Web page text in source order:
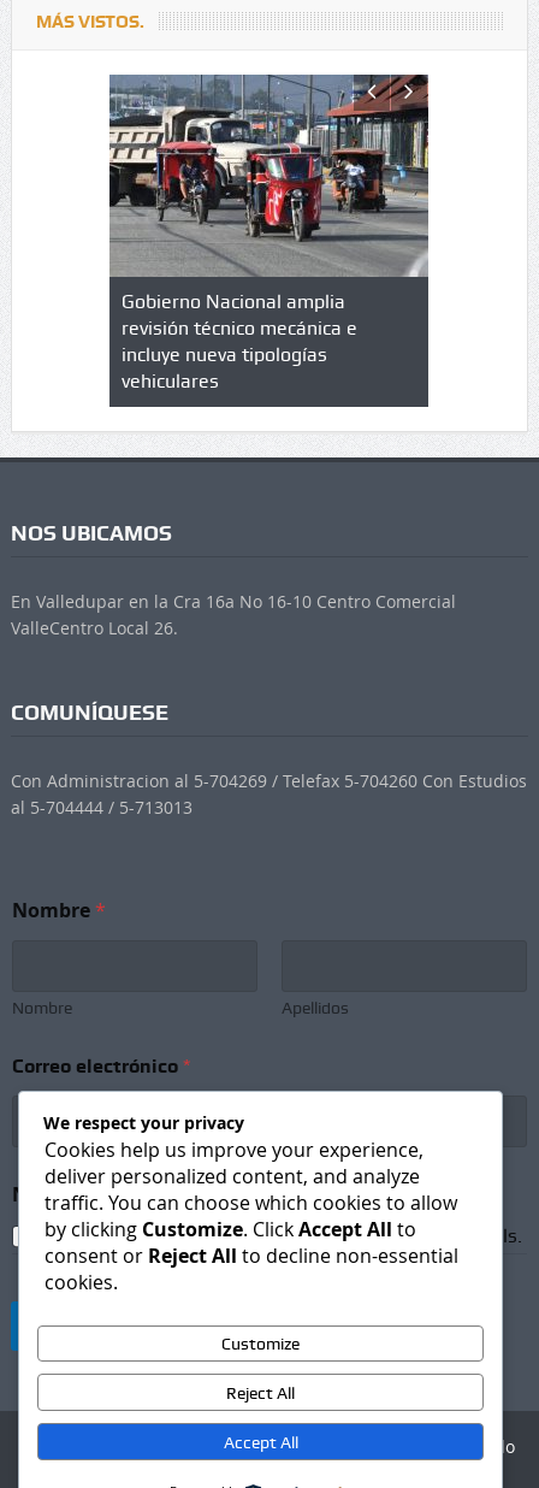
MÁS VISTOS.
de
en
Gobierno Nacional amplia
revisión técnico mecánica e
incluye nueva tipologías
vehiculares
Qué es
NOS UBICAMOS
En Valledupar en la Cra 16a No 16-10 Centro Comercial
ValleCentro Local 26.
COMUNÍQUESE
Con Administracion al 5-704269 / Telefax 5-704260 Con Estudios
al 5-704444 / 5-713013
Nombre*
Nombre Apellidos
Correo electrónico *
o
r
r
Newsletter Subscription*
I agree to receive newsletters and promotional emails.
Suscribirse
Agencia Digital - Desarrollo
We respect your privacy
Cookies help us improve your experience,
deliver personalized content, and analyze
traffic. You can choose which cookies to allow
by clicking Customize. ClickAccept All to
consent or Reject All to decline non-essential
cookies.
Customize
Reject All
Accept All